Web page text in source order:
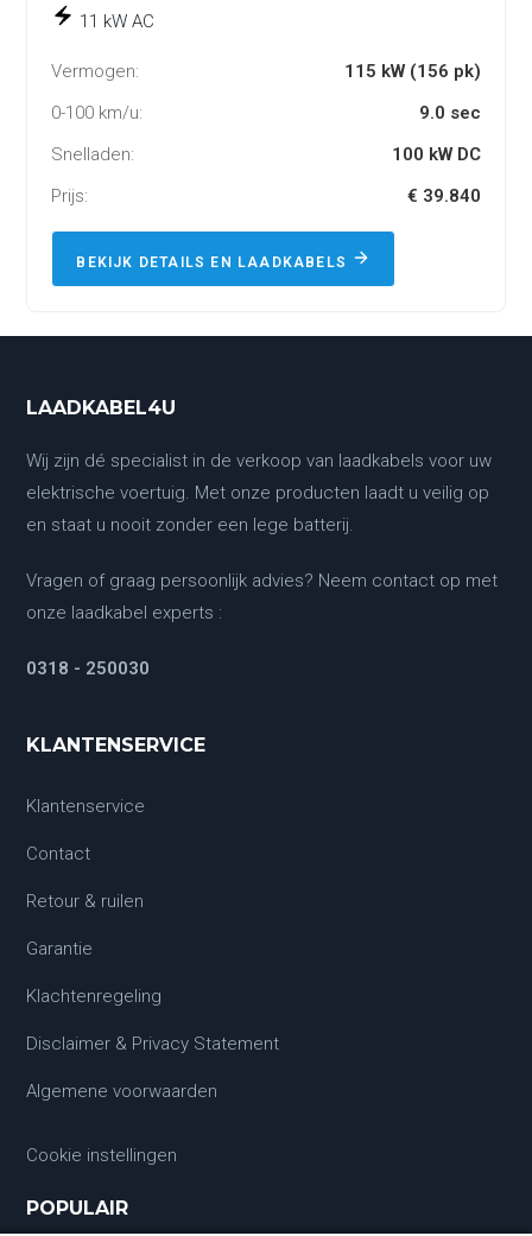
11 kW AC
Vermogen:
115 kW (156 pk)
0-100 km/u:
9.0 sec
Snelladen:
100 kW DC
Prijs:
€ 39.840
BEKIJK DETAILS EN LAADKABELS
LAADKABEL4U
Wij zijn dé specialist in de verkoop van laadkabels voor uw
elektrische voertuig. Met onze producten laadt u veilig op
en staat u nooit zonder een lege batterij.
Vragen of graag persoonlijk advies? Neem contact op met
onze laadkabel experts :
0318 - 250030
KLANTENSERVICE
Klantenservice
Contact
Retour & ruilen
Garantie
Klachtenregeling
Disclaimer & Privacy Statement
Algemene voorwaarden
Cookie instellingen
POPULAIR